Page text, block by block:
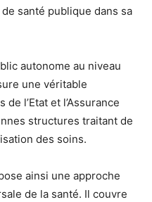
santé publique dans sa
autonome au niveau
une véritable
l’Etat et l’Assurance
structures traitant de
des soins.
ainsi une approche
de la santé. Il couvre